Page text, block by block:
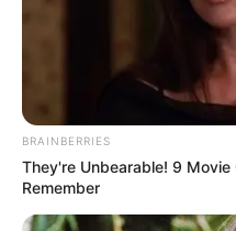
Pada konteks tank, munisi
target berlapis baja atau
tinggi. Kemampuan peledak
merusak dan menembus
Sementara pelacaknya juga
lintasan tembakan dan
BRAINBERRIES
They're Unbearable! 9
Remember